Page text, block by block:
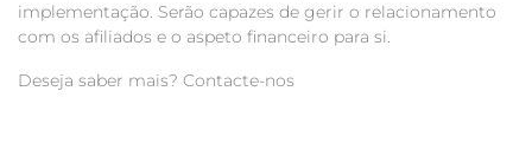
implementação. Serão capazes de gerir o relacionamento
com os afiliados e o aspeto financeiro para si.
Deseja saber mais? Contacte-nos